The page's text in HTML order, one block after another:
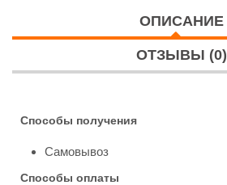
ОПИСАНИЕ
ОТЗЫВЫ (0)
Способы получения
Самовывоз
Способы оплаты